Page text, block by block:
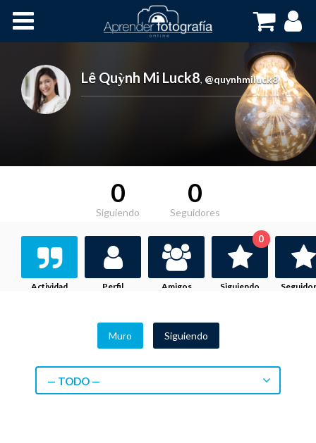
Cursos OnLine
Lê Quỳnh Mi Luck8, @quynhmiluck8
0
Siguiendo
0
Seguidores
Actividad Perfil Amigos Siguiendo
0
Muro Siguiendo
— TODO —